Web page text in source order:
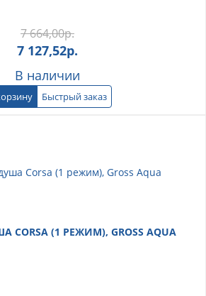
7 664,00р.
7 127,52р.
В наличии
Быстрый заказ
(1 РЕЖИМ), GROSS AQUA